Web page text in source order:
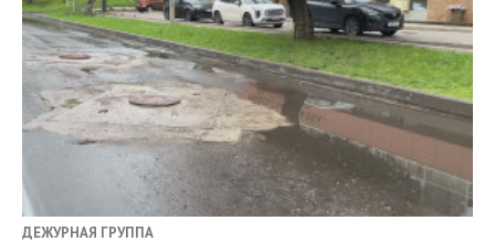
ДЕЖУРНАЯ ГРУППА